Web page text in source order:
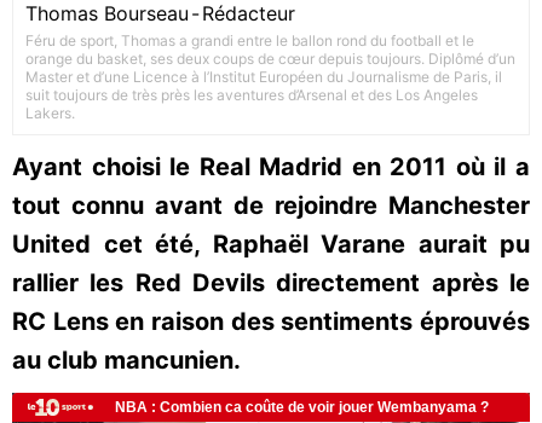
Thomas Bourseau -Rédacteur
Féru de sport, Thomas a grandi entre le ballon rond du football et le
orange du basket, ses deux coups de cœur depuis toujours. Diplômé d’un
Master et d’une Licence à l’Institut Européen du Journalisme de Paris, il
suit toujours de très près les aventures d’Arsenal et des Los Angeles
Lakers.
Ayant choisi le Real Madrid en 2011 où il a
tout connu avant de rejoindre Manchester
United cet été, Raphaël Varane aurait pu
rallier les Red Devils directement après le
RC Lens en raison des sentiments éprouvés
au club mancunien.